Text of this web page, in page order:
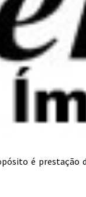
é prestação